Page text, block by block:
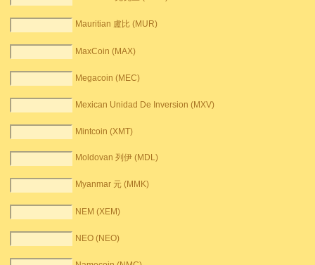
Mauritian 盧比 (MUR)
MaxCoin (MAX)
Megacoin (MEC)
Mexican Unidad De Inversion (MXV)
Mintcoin (XMT)
Moldovan 列伊 (MDL)
Myanmar 元 (MMK)
NEM (XEM)
NEO (NEO)